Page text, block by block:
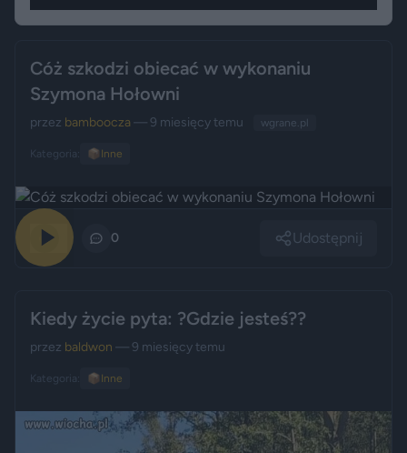
Cóż szkodzi obiecać w wykonaniu
Szymona Hołowni
przez bamboocza — 9 miesięcy temu wgrane.pl
Kategoria: 📦 Inne
0 Udostępnij
Kiedy życie pyta: ?Gdzie jesteś??
przez baldwon — 9 miesięcy temu
Kategoria: 📦 Inne